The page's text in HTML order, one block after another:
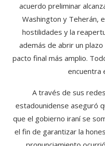
acuerdo preliminar
Washington y Teherán,
hostilidades y la
además de abrir un
pacto final más amplio.
encuentra
A través de sus
estadounidense aseguró
que el gobierno iraní se
el fin de garantizar la